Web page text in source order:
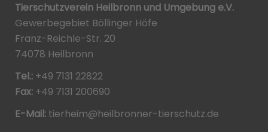
Tierschutzverein Heilbronn und Umgebung e.V.
Gewerbegebiet Böllinger Höfe
Franz-Reichle-Str. 20
74078 Heilbronn
Tel.: +49 7131 22822
Fax: +49 7131 200690
E-Mail: tierheim@heilbronner-tierschutz.de